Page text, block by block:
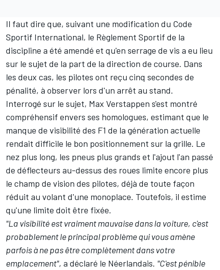
Il faut dire que, suivant une modification du Code
Sportif International, le Règlement Sportif de la
discipline a été amendé et qu'en serrage de vis a eu lieu
sur le sujet de la part de la direction de course. Dans
les deux cas, les pilotes ont reçu cinq secondes de
pénalité, à observer lors d'un arrêt au stand.
Interrogé sur le sujet, Max Verstappen s'est montré
compréhensif envers ses homologues, estimant que le
manque de visibilité des F1 de la génération actuelle
rendait difficile le bon positionnement sur la grille. Le
nez plus long, les pneus plus grands et l'ajout l'an passé
de déflecteurs au-dessus des roues limite encore plus
le champ de vision des pilotes, déjà de toute façon
réduit au volant d'une monoplace. Toutefois, il estime
qu'une limite doit être fixée.
"La visibilité est vraiment mauvaise dans la voiture, c'est
probablement le principal problème qui vous amène
parfois à ne pas être complètement dans votre
emplacement", a déclaré le Néerlandais. "C'est pénible